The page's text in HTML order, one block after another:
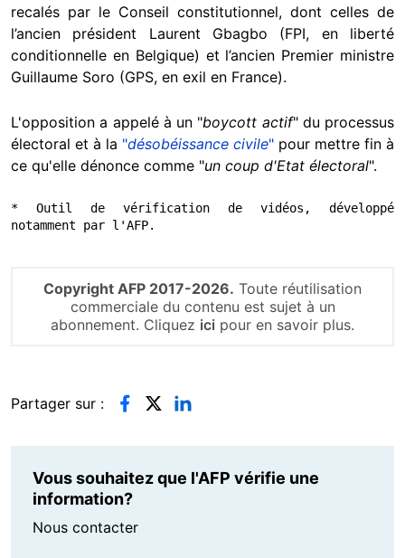
recalés par le Conseil constitutionnel, dont celles de
l’ancien président Laurent Gbagbo (FPI, en liberté
conditionnelle en Belgique) et l’ancien Premier ministre
Guillaume Soro (GPS, en exil en France).
L'opposition a appelé à un "boycott actif" du processus
électoral et à la "désobéissance civile" pour mettre fin à
ce qu'elle dénonce comme "un coup d'Etat électoral".
* Outil de vérification de vidéos, développé
notamment par l'AFP.
Copyright AFP 2017-2026. Toute réutilisation
commerciale du contenu est sujet à un
abonnement. Cliquez ici pour en savoir plus.
Partager sur :
Vous souhaitez que l'AFP vérifie une
information?
Nous contacter